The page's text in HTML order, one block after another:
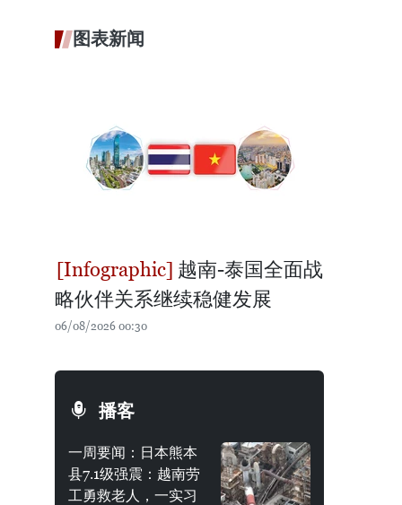
图表新闻
越南-泰国全面战
略伙伴关系继续稳健发展
06/08/2026 00:30
播客
一周要闻：日本熊本
县7.1级强震：越南劳
工勇救老人，一实习